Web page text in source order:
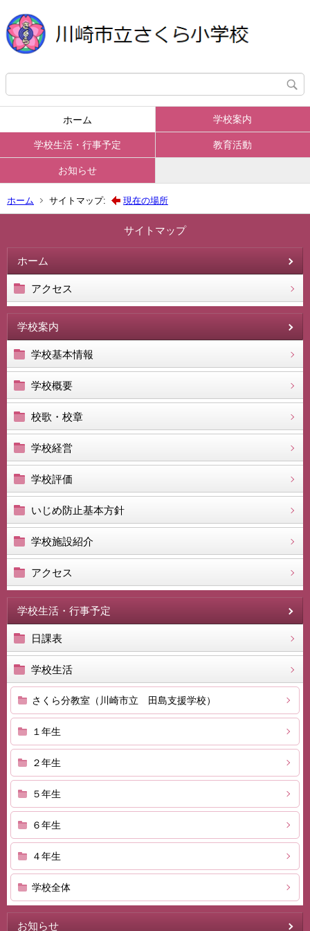
ホーム 学校案内
学校生活・行事予定 教育活動
お知らせ
ホーム サイトマップ: 現在の場所
サイトマップ
ホーム
アクセス
学校案内
学校基本情報
学校概要
校歌・校章
学校経営
学校評価
いじめ防止基本方針
学校施設紹介
アクセス
学校生活・行事予定
日課表
学校生活
さくら分教室（川崎市立 田島支援学校）
１年生
２年生
５年生
６年生
４年生
学校全体
お知らせ